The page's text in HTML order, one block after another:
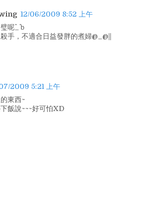
12/06/2009 8:52 上午
呢^_^ｂ
手，不適合日益發胖的煮婦@_@||
2009 5:21 上午
東西~
飯說~~~好可怕XD